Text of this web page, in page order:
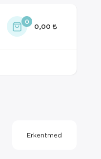
0
0,00
Erkentmed